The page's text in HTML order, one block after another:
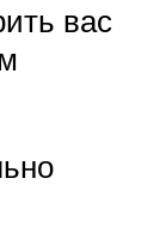
вас